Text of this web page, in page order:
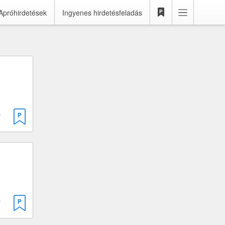
Ingyenes hirdetésfeladás
cm³
cm³